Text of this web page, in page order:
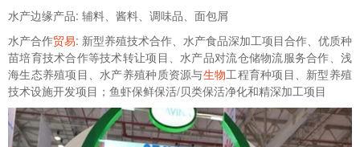
水产边缘产品: 辅料、酱料、调味品、面包屑
水产合作贸易: 新型养殖技术合作、水产食品深加工项目合作、优质种
苗培育技术合作等技术转让项目、水产品对流仓储物流服务合作、浅
海生态养殖项目、水产养殖种质资源与生物工程育种项目、新型养殖
技术设施开发项目；鱼虾保鲜保活/贝类保活净化和精深加工项目